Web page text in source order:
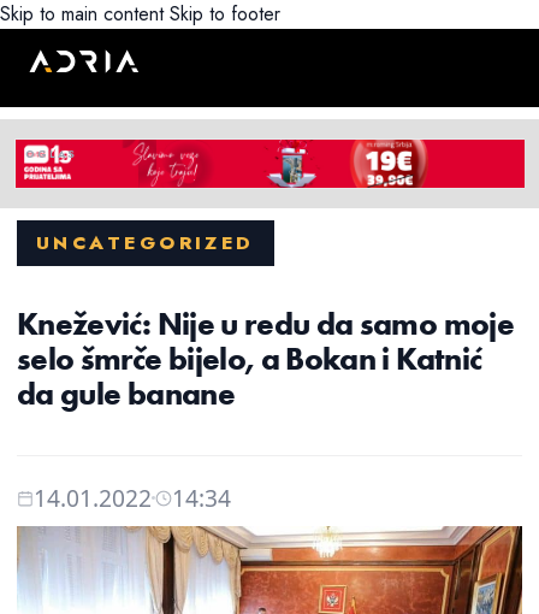
Skip to main content Skip to footer
UNCATEGORIZED
Knežević: Nije u redu da samo moje
selo šmrče bijelo, a Bokan i Katnić
da gule banane
14.01.2022 14:34